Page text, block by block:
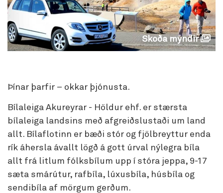
Skoða myndir
Þínar þarfir – okkar þjónusta.
Bílaleiga Akureyrar - Höldur ehf. er stærsta
bílaleiga landsins með afgreiðslustaði um land
allt. Bílaflotinn er bæði stór og fjölbreyttur enda
rík áhersla ávallt lögð á gott úrval nýlegra bíla
allt frá litlum fólksbílum upp í stóra jeppa, 9-17
sæta smárútur, rafbíla, lúxusbíla, húsbíla og
sendibíla af mörgum gerðum.